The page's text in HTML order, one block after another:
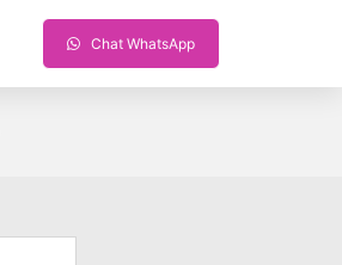
Chat WhatsApp